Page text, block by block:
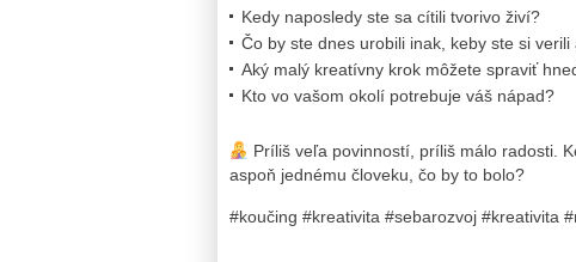
Kedy naposledy ste sa cítili tvorivo živí?
Čo by ste dnes urobili inak, keby ste si verili
Aký malý kreatívny krok môžete spraviť
Kto vo vašom okolí potrebuje váš nápad?
Príliš veľa povinností, príliš málo radosti.
aspoň jednému človeku, čo by to bolo?
#koučing #kreativita #sebarozvoj #kreativita